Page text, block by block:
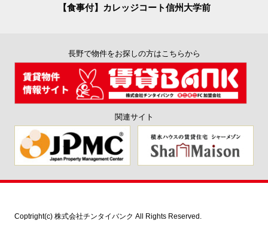
【食事付】カレッジコート信州大学前
長野で物件をお探しの方はこちらから
関連サイト
Coptright(c) 株式会社チンタイバンク All Rights Reserved.